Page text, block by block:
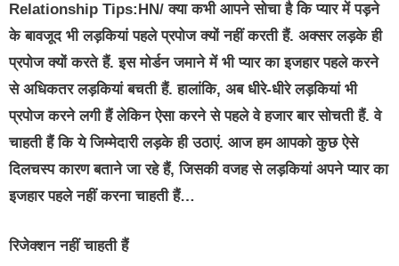
Relationship Tips:HN/ क्या कभी आपने सोचा है कि प्यार में पड़ने
के बावजूद भी लड़कियां पहले प्रपोज क्यों नहीं करती हैं. अक्सर लड़के ही
प्रपोज क्यों करते हैं. इस मोर्डन जमाने में भी प्यार का इजहार पहले करने
से अधिकतर लड़कियां बचती हैं. हालांकि, अब धीरे-धीरे लड़कियां भी
प्रपोज करने लगी हैं लेकिन ऐसा करने से पहले वे हजार बार सोचती हैं. वे
चाहती हैं कि ये जिम्मेदारी लड़के ही उठाएं. आज हम आपको कुछ ऐसे
दिलचस्प कारण बताने जा रहे हैं, जिसकी वजह से लड़कियां अपने प्यार का
इजहार पहले नहीं करना चाहती हैं…
रिजेक्शन नहीं चाहती हैं